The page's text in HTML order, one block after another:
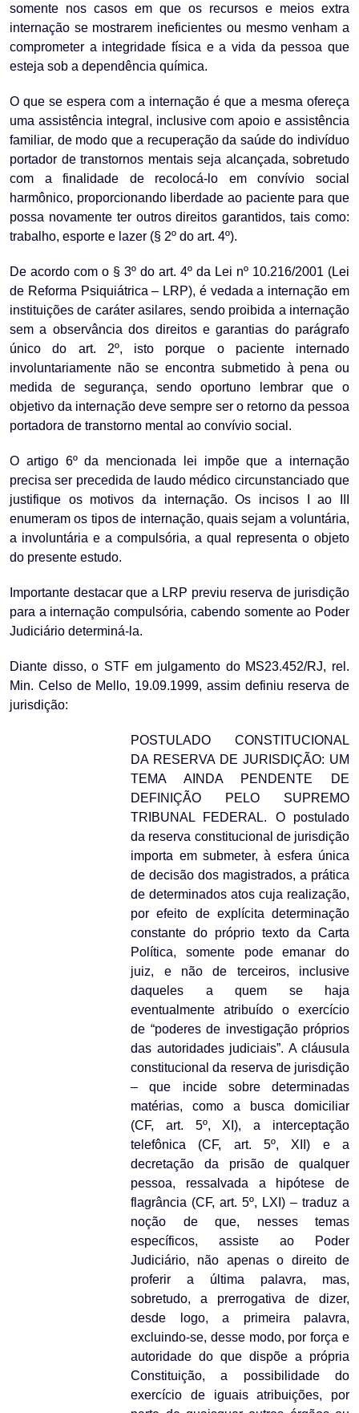
somente nos casos em que os recursos e meios extra
internação se mostrarem ineficientes ou mesmo venham a
comprometer a integridade física e a vida da pessoa que
esteja sob a dependência química.
O que se espera com a internação é que a mesma ofereça
uma assistência integral, inclusive com apoio e assistência
familiar, de modo que a recuperação da saúde do indivíduo
portador de transtornos mentais seja alcançada, sobretudo
com a finalidade de recolocá-lo em convívio social
harmônico, proporcionando liberdade ao paciente para que
possa novamente ter outros direitos garantidos, tais como:
trabalho, esporte e lazer (§ 2º do art. 4º).
De acordo com o § 3º do art. 4º da Lei nº 10.216/2001 (Lei
de Reforma Psiquiátrica – LRP), é vedada a internação em
instituições de caráter asilares, sendo proibida a internação
sem a observância dos direitos e garantias do parágrafo
único do art. 2º, isto porque o paciente internado
involuntariamente não se encontra submetido à pena ou
medida de segurança, sendo oportuno lembrar que o
objetivo da internação deve sempre ser o retorno da pessoa
portadora de transtorno mental ao convívio social.
O artigo 6º da mencionada lei impõe que a internação
precisa ser precedida de laudo médico circunstanciado que
justifique os motivos da internação. Os incisos I ao III
enumeram os tipos de internação, quais sejam a voluntária,
a involuntária e a compulsória, a qual representa o objeto
do presente estudo.
Importante destacar que a LRP previu reserva de jurisdição
para a internação compulsória, cabendo somente ao Poder
Judiciário determiná-la.
Diante disso, o STF em julgamento do MS23.452/RJ, rel.
Min. Celso de Mello, 19.09.1999, assim definiu reserva de
jurisdição:
POSTULADO CONSTITUCIONAL
DA RESERVA DE JURISDIÇÃO: UM
TEMA AINDA PENDENTE DE
DEFINIÇÃO PELO SUPREMO
TRIBUNAL FEDERAL. O postulado
da reserva constitucional de jurisdição
importa em submeter, à esfera única
de decisão dos magistrados, a prática
de determinados atos cuja realização,
por efeito de explícita determinação
constante do próprio texto da Carta
Política, somente pode emanar do
juiz, e não de terceiros, inclusive
daqueles a quem se haja
eventualmente atribuído o exercício
de “poderes de investigação próprios
das autoridades judiciais”. A cláusula
constitucional da reserva de jurisdição
– que incide sobre determinadas
matérias, como a busca domiciliar
(CF, art. 5º, XI), a interceptação
telefônica (CF, art. 5º, XII) e a
decretação da prisão de qualquer
pessoa, ressalvada a hipótese de
flagrância (CF, art. 5º, LXI) – traduz a
noção de que, nesses temas
específicos, assiste ao Poder
Judiciário, não apenas o direito de
proferir a última palavra, mas,
sobretudo, a prerrogativa de dizer,
desde logo, a primeira palavra,
excluindo-se, desse modo, por força e
autoridade do que dispõe a própria
Constituição, a possibilidade do
exercício de iguais atribuições, por